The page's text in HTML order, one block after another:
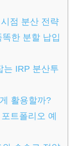
점 분산 전략
한 분할 납입
는 IRP 분산투
활용할까?
트폴리오 예